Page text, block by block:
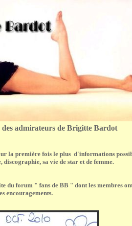
des admirateurs de Brigitte Bardot
la première fois le plus d'informations
sa vie de star et de femme.
du forum " fans de BB " dont les membres
encouragements.